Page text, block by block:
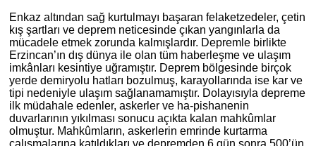
Enkaz altından sağ kurtulmayı başaran felaketzedeler, çetin
kış şartları ve deprem neticesinde çıkan yangınlarla da
mücadele etmek zorunda kalmışlardır. Depremle birlikte
Erzincan’ın dış dünya ile olan tüm haberleşme ve ulaşım
imkânları kesintiye uğramıştır. Deprem bölgesinde birçok
yerde demiryolu hatları bozulmuş, karayollarında ise kar ve
tipi nedeniyle ulaşım sağlanamamıştır. Dolayısıyla depreme
ilk müdahale edenler, askerler ve ha-pishanenin
duvarlarının yıkılması sonucu açıkta kalan mahkûmlar
olmuştur. Mahkûmların, askerlerin emrinde kurtarma
çalışmalarına katıldıkları ve depremden 6 gün sonra 500’ün